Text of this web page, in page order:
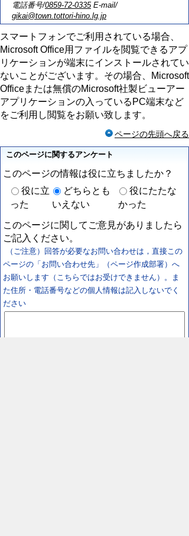
電話番号/0859-72-0335E-mail/
gikai@town.tottori-hino.lg.jp
スマートフォンでご利用されている場合、
Microsoft Office用ファイルを閲覧できるアプ
リケーションが端末にインストールされてい
ないことがございます。その場合、Microsoft
Officeまたは無償のMicrosoft社製ビューアー
アプリケーションの入っているPC端末など
をご利用し閲覧をお願い致します。
ページの先頭へ戻る
このページに関するアンケート
このページの情報は役に立ちましたか？
役に立
った
どちらとも
いえない
役にたたな
かった
このページに関してご意見がありましたら
ご記入ください。
（ご注意）回答が必要なお問い合わせは，直接この
ページの「お問い合わせ先」（ページ作成部署）へ
お願いします（こちらではお受けできません）。ま
た住所・電話番号などの個人情報は記入しないでく
ださい